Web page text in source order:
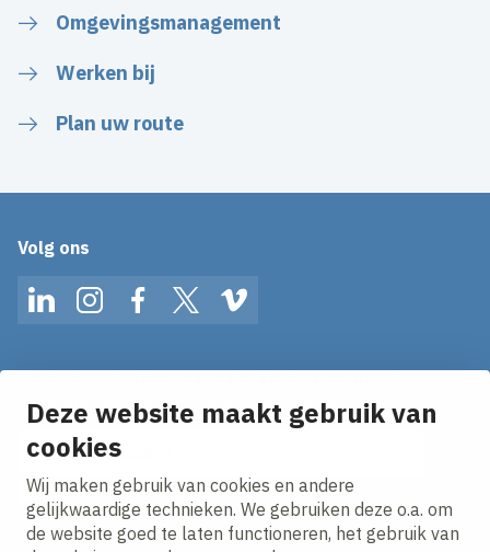
Deze website maakt gebruik van
cookies
Wij maken gebruik van cookies en andere
gelijkwaardige technieken. We gebruiken deze o.a. om
de website goed te laten functioneren, het gebruik van
Omgevingsmanagement
Werken bij
Plan uw route
Volg ons
LinkedInInstagramFacebookTwitterVimeo
Ontvang onze nieuws alerts in je mailbox!
E-mailadres
Ik ga akkoord met hetprivacy statement.